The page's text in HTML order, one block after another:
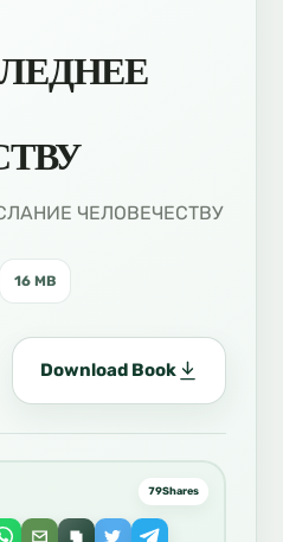
ЧЕЛОВЕЧЕСТВУ
16 MB
Download Book
79Shares